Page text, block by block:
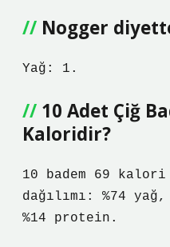
Nogger
Yağ: 1.
10 Adet Çiğ
Kaloridir?
10 badem 69
dağılımı: %74
%14 protein.